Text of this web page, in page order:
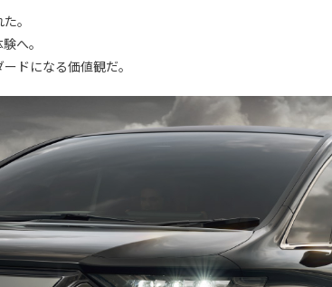
。
へ。
ドになる価値観だ。